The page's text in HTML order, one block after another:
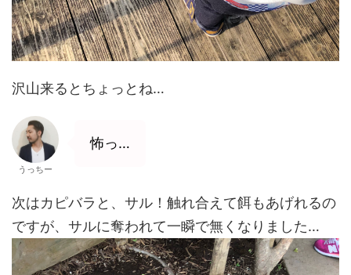
沢山来るとちょっとね…
うっちー
怖っ…
次はカピバラと、サル！触れ合えて餌もあげれるの
ですが、サルに奪われて一瞬で無くなりました…